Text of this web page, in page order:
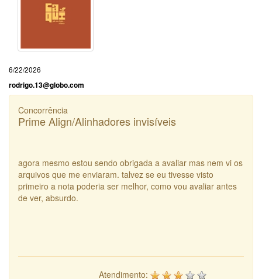
6/22/2026
rodrigo.13@globo.com
Concorrência
Prime Align/Alinhadores invisíveis
agora mesmo estou sendo obrigada a avaliar mas nem vi os
arquivos que me enviaram. talvez se eu tivesse visto
primeiro a nota poderia ser melhor, como vou avaliar antes
de ver, absurdo.
Atendimento: